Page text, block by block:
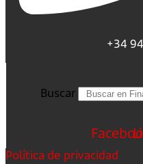
+34
Buscar
Política de privacidad